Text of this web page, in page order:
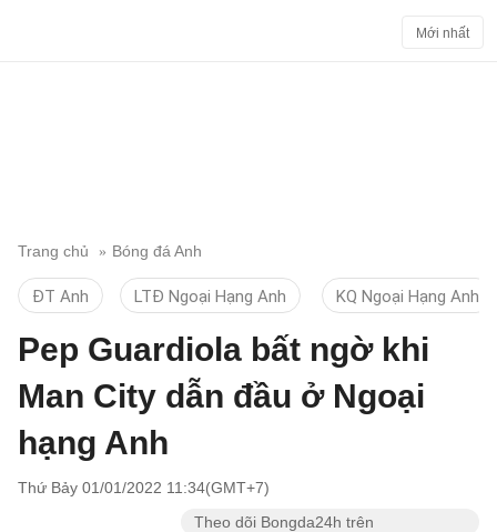
Mới nhất
Trang chủ Bóng đá Anh
ĐT Anh LTĐ Ngoại Hạng Anh KQ Ngoại Hạng Anh
Pep Guardiola bất ngờ khi
Man City dẫn đầu ở Ngoại
hạng Anh
Thứ Bảy 01/01/2022 11:34(GMT+7)
Theo dõi Bongda24h trên